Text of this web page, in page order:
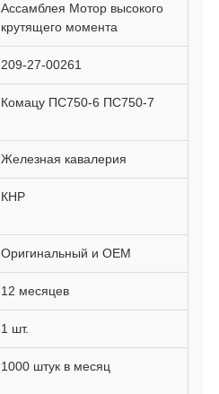
Ассамблея Мотор высокого
крутящего момента
209-27-00261
Комацу ПС750-6 ПС750-7
Железная кавалерия
КНР
Оригинальный и OEM
12 месяцев
1 шт.
1000 штук в месяц